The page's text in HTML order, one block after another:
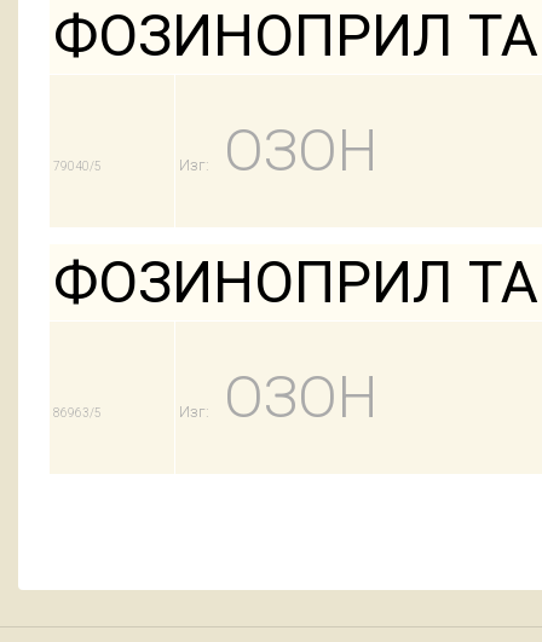
ФОЗИНОПРИЛ
79040/5 Изг:
ОЗОН
ФОЗИНОПРИЛ
86963/5 Изг: ОЗОН